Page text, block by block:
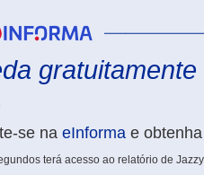
se na eInforma e obtenha
terá acesso ao relatório de